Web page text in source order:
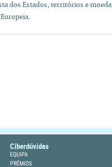
dos Estados, territórios e
.
Ciberdúvidas
EQUIPA
PRÉMIOS